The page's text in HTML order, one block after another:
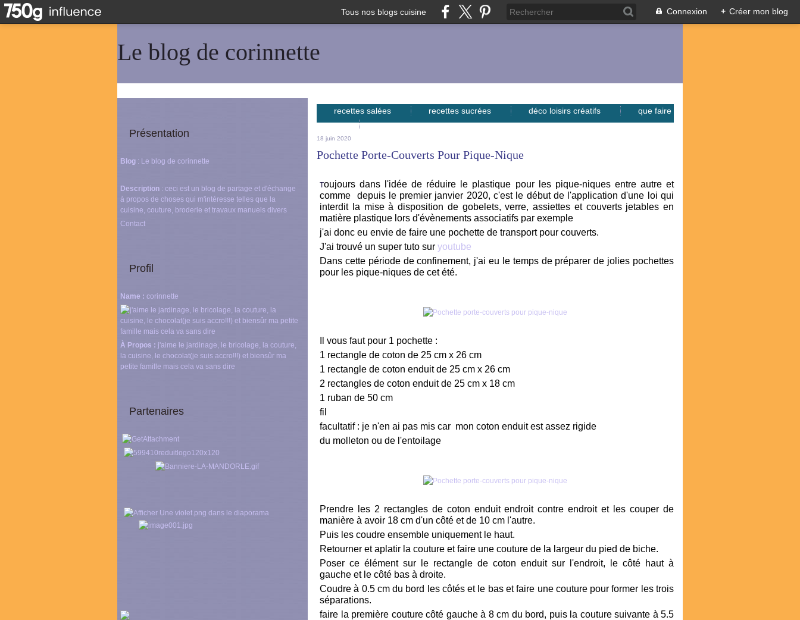
Tous nos blogs cuisine Connexion + Créer mon blog
Le blog de corinnette
Présentation
Blog : Le blog de corinnette
Description : ceci est un blog de partage et d'échange
à propos de choses qui m'intéresse telles que la
cuisine, couture, broderie et travaux manuels divers
Contact
Profil
Name : corinnette
À Propos : j'aime le jardinage, le bricolage, la couture,
la cuisine, le chocolat(je suis accro!!!) et biensûr ma
petite famille mais cela va sans dire
Partenaires
recettes salées recettes sucrées déco loisirs créatifs
que faire
avec...
18 juin 2020
Pochette Porte-Couverts Pour Pique-Nique
Toujours dans l'idée de réduire le plastique pour les pique-niques entre autre et
comme depuis le premier janvier 2020, c'est le début de l'application d'une loi qui
interdit la mise à disposition de gobelets, verre, assiettes et couverts jetables en
matière plastique lors d'évènements associatifs par exemple
j'ai donc eu envie de faire une pochette de transport pour couverts.
J'ai trouvé un super tuto sur youtube
Dans cette période de confinement, j'ai eu le temps de préparer de jolies pochettes
pour les pique-niques de cet été.
Il vous faut pour 1 pochette :
1 rectangle de coton de 25 cm x 26 cm
1 rectangle de coton enduit de 25 cm x 26 cm
2 rectangles de coton enduit de 25 cm x 18 cm
1 ruban de 50 cm
fil
facultatif : je n'en ai pas mis car mon coton enduit est assez rigide
du molleton ou de l'entoilage
Prendre les 2 rectangles de coton enduit endroit contre endroit et les couper de
manière à avoir 18 cm d'un côté et de 10 cm l'autre.
Puis les coudre ensemble uniquement le haut.
Retourner et aplatir la couture et faire une couture de la largeur du pied de biche.
Poser ce élément sur le rectangle de coton enduit sur l'endroit, le côté haut à
gauche et le côté bas à droite.
Coudre à 0.5 cm du bord les côtés et le bas et faire une couture pour former les trois
séparations.
faire la première couture côté gauche à 8 cm du bord, puis la couture suivante à 5.5